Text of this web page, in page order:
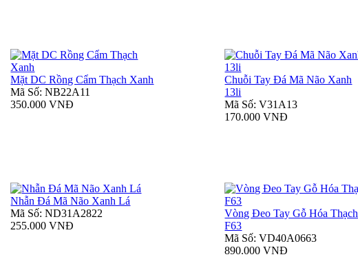
Mặt DC Rồng Cẩm Thạch Xanh
Mã Số: NB22A11
350.000 VNĐ
Chuỗi Tay Đá Mã Não Xanh
13li
Mã Số: V31A13
170.000 VNĐ
Nhẫn Đá Mã Não Xanh Lá
Mã Số: ND31A2822
255.000 VNĐ
Vòng Đeo Tay Gỗ Hóa Thạch
F63
Mã Số: VD40A0663
890.000 VNĐ